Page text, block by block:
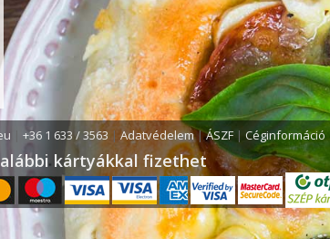
|+36 1 633 / 3563 |Adatvédelem|ÁSZF |Céginformáció
kártyákkal fizethet